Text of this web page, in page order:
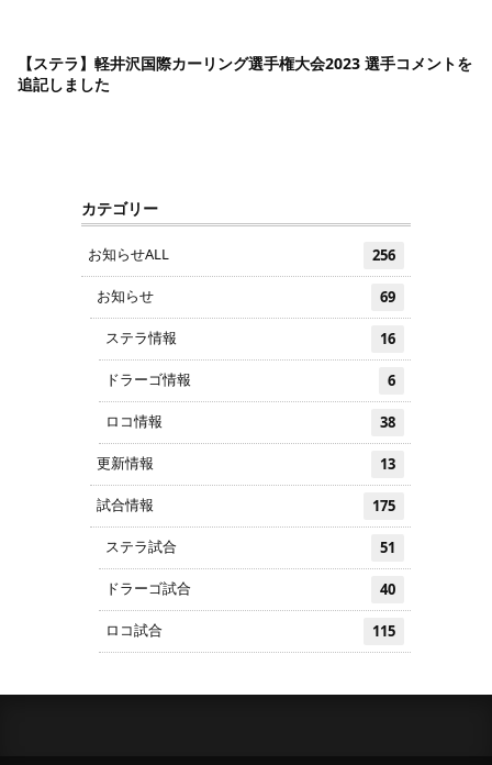
【ステラ】軽井沢国際カーリング選手権大会2023 選手コメントを
追記しました
カテゴリー
お知らせALL 256
お知らせ 69
ステラ情報 16
ドラーゴ情報 6
ロコ情報 38
更新情報 13
試合情報 175
ステラ試合 51
ドラーゴ試合 40
ロコ試合 115